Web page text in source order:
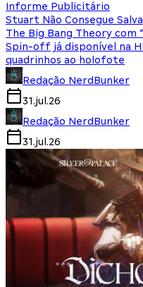
Informe Publicitário
Stuart Não Consegue
The Big Bang Theory com
Spin-off já disponível na
quadrinhos ao holofote
Redação NerdBunker
31.jul.26
Redação NerdBunker
31.jul.26